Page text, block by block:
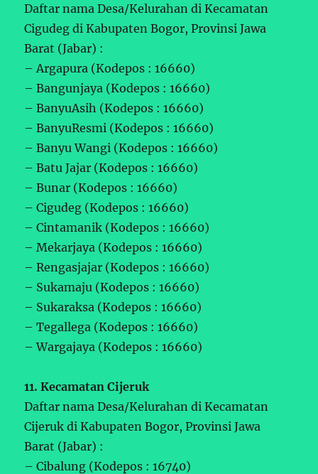
Daftar nama Desa/Kelurahan di Kecamatan
Cigudeg di Kabupaten Bogor, Provinsi Jawa
Barat (Jabar) :
– Argapura (Kodepos : 16660)
– Bangunjaya (Kodepos : 16660)
– BanyuAsih (Kodepos : 16660)
– BanyuResmi (Kodepos : 16660)
– Banyu Wangi (Kodepos : 16660)
– Batu Jajar (Kodepos : 16660)
– Bunar (Kodepos : 16660)
– Cigudeg (Kodepos : 16660)
– Cintamanik (Kodepos : 16660)
– Mekarjaya (Kodepos : 16660)
– Rengasjajar (Kodepos : 16660)
– Sukamaju (Kodepos : 16660)
– Sukaraksa (Kodepos : 16660)
– Tegallega (Kodepos : 16660)
– Wargajaya (Kodepos : 16660)
11. Kecamatan Cijeruk
Daftar nama Desa/Kelurahan di Kecamatan
Cijeruk di Kabupaten Bogor, Provinsi Jawa
Barat (Jabar) :
– Cibalung (Kodepos : 16740)